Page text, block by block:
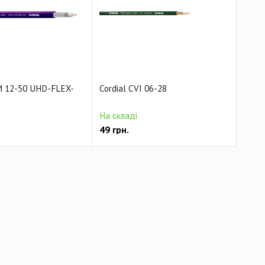
12-50 UHD-FLEX-
Cordial CVI 06-28
На складі
49 грн.